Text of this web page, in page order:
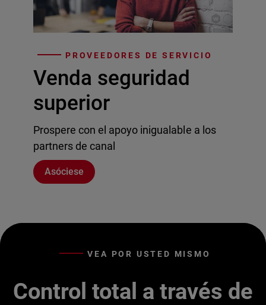
PROVEEDORES DE SERVICIO
Venda seguridad
superior
Prospere con el apoyo inigualable a los
partners de canal
Asóciese
VEA POR USTED MISMO
Control total a través de